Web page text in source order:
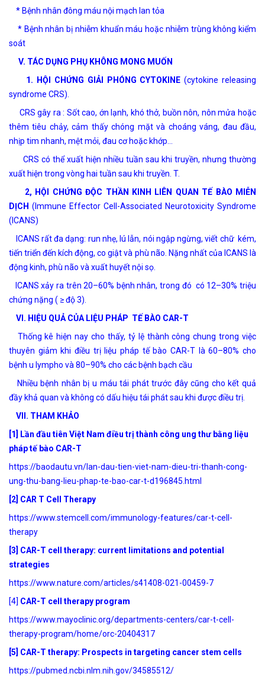
* Bệnh nhân đông máu nội mạch lan tỏa
* Bệnh nhân bị nhiễm khuẩn máu hoặc nhiễm trùng không kiểm
soát
V. TÁC DỤNG PHỤ KHÔNG MONG MUỐN
1. HỘI CHỨNG GIẢI PHÓNG CYTOKINE (cytokine releasing
syndrome CRS).
CRS gây ra : Sốt cao, ớn lạnh, khó thở, buồn nôn, nôn mửa hoặc
thêm tiêu chảy, cảm thấy chóng mặt và choáng váng, đau đầu,
nhịp tim nhanh, mệt mỏi, đau cơ hoặc khớp…
CRS có thể xuất hiện nhiều tuần sau khi truyền, nhưng thường
xuất hiện trong vòng hai tuần sau khi truyền. T.
2, HỘI CHỨNG ĐỘC THẦN KINH LIÊN QUAN TẾ BÀO MIỄN
DỊCH ( Immune Effector Cell-Associated Neurotoxicity Syndrome
(ICANS)
ICANS rất đa dạng: run nhẹ, lú lẫn, nói ngập ngừng, viết chữ kém,
tiến triển đến kích động, co giật và phù não. Nặng nhất của ICANS là
động kinh, phù não và xuất huyết nội sọ.
ICANS xảy ra trên 20–60% bệnh nhân, trong đó có 12–30% triệu
chứng nặng ( ≥ độ 3).
VI. HIỆU QUẢ CỦA LIỆU PHÁP TẾ BÀO CAR-T
Thống kê hiện nay cho thấy, tỷ lệ thành công chung trong việc
thuyên giảm khi điều trị liệu pháp tế bào CAR-T là 60–80% cho
bệnh u lympho và 80–90% cho các bệnh bạch cầu
Nhiều bệnh nhân bị u máu tái phát trước đây cũng cho kết quả
đầy khả quan và không có dấu hiệu tái phát sau khi được điều trị.
VII. THAM KHẢO
[1] Lần đầu tiên Việt Nam điều trị thành công ung thư bằng liệu
pháp tế bào CAR-T
https://baodautu.vn/lan-dau-tien-viet-nam-dieu-tri-thanh-cong-
ung-thu-bang-lieu-phap-te-bao-car-t-d196845.html
[2] CAR T Cell Therapy
https://www.stemcell.com/immunology-features/car-t-cell-
therapy
[3] CAR-T cell therapy: current limitations and potential
strategies
https://www.nature.com/articles/s41408-021-00459-7
[4] CAR-T cell therapy program
https://www.mayoclinic.org/departments-centers/car-t-cell-
therapy-program/home/orc-20404317
[5] CAR-T therapy: Prospects in targeting cancer stem cells
https://pubmed.ncbi.nlm.nih.gov/34585512/